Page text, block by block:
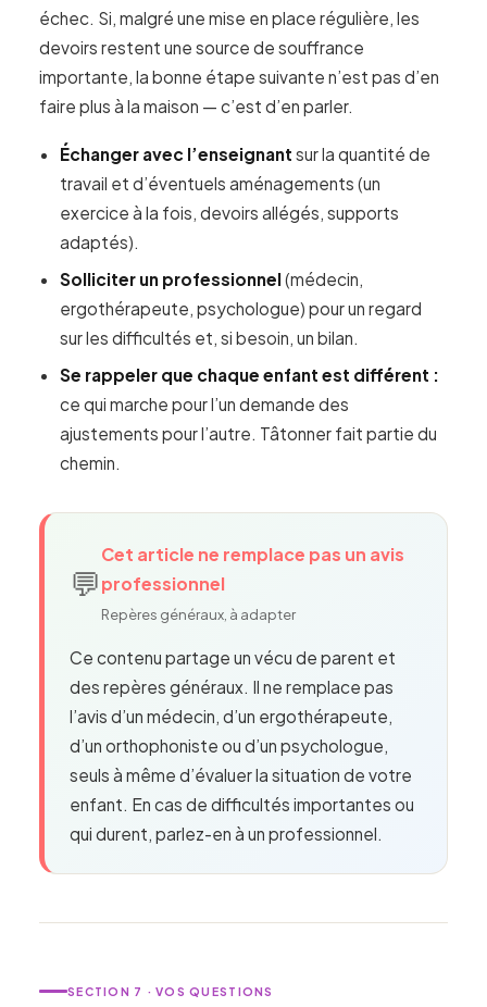
échec. Si, malgré une mise en place régulière, les
devoirs restent une source de souffrance
importante, la bonne étape suivante n’est pas d’en
faire plus à la maison — c’est d’en parler.
Échanger avec l’enseignant sur la quantité de
travail et d’éventuels aménagements (un
exercice à la fois, devoirs allégés, supports
adaptés).
Solliciter un professionnel(médecin,
ergothérapeute, psychologue) pour un regard
sur les difficultés et, si besoin, un bilan.
Se rappeler que chaque enfant est différent :
ce qui marche pour l’un demande des
ajustements pour l’autre. Tâtonner fait partie du
chemin.
💬
Cet article ne remplace pas un avis
professionnel
Repères généraux, à adapter
Ce contenu partage un vécu de parent et
des repères généraux. Il ne remplace pas
l’avis d’un médecin, d’un ergothérapeute,
d’un orthophoniste ou d’un psychologue,
seuls à même d’évaluer la situation de votre
enfant. En cas de difficultés importantes ou
qui durent, parlez-en à un professionnel.
SECTION 7 · VOS QUESTIONS